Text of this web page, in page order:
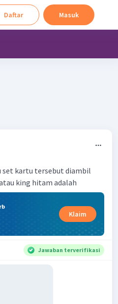
Daftar Masuk
set kartu tersebut diambil
king hitam adalah
Klaim
Jawaban terverifikasi